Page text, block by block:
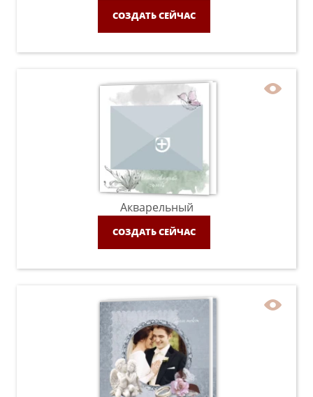
СОЗДАТЬ СЕЙЧАС
Акварельный
СОЗДАТЬ СЕЙЧАС